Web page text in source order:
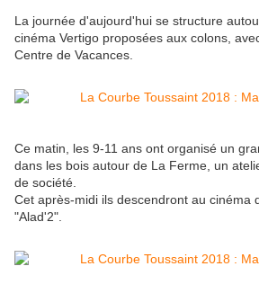
La journée d'aujourd'hui se structure
cinéma Vertigo proposées aux colons,
Centre de Vacances.
Ce matin, les 9-11 ans ont organisé un
dans les bois autour de La Ferme, un
de société.
Cet après-midi ils descendront au cinéma
"Alad'2".